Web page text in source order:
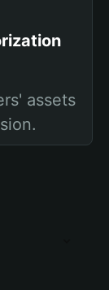
assets